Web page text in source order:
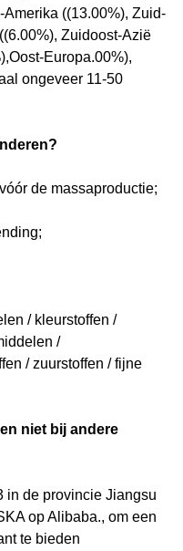
((13.00%), Zuid-
Zuidoost-Azië
Europa.00%),
ongeveer 11-50
de massaproductie;
/ kleurstoffen /
/
/ zuurstoffen / fijne
niet bij andere
in de provincie Jiangsu
op Alibaba., om een
te bieden